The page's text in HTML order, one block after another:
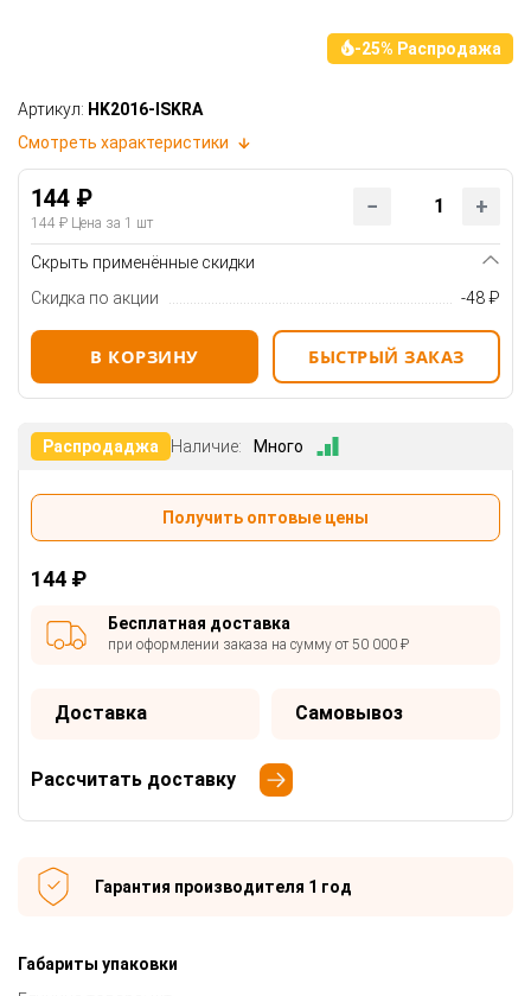
-25% Распродажа
Артикул: HK2016-ISKRA
Смотреть характеристики
144 ₽
144 ₽ Цена за 1 шт
Скрыть применённые скидки
Скидка по акции
-48 ₽
В КОРЗИНУ БЫСТРЫЙ ЗАКАЗ
Распродаджа Наличие: Много
Получить оптовые цены
144 ₽
Бесплатная доставка
при оформлении заказа на сумму от 50 000 ₽
Доставка Самовывоз
Рассчитать доставку
Гарантия производителя 1 год
Габариты упаковки